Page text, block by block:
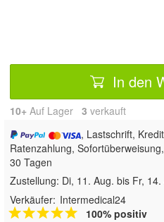
In den
10+ Auf Lager 3 verkauft
, Lastschrift,
Ratenzahlung,
30 Tagen
Zustellung: Di, 11. Aug. bis Fr, 14.
Verkäufer: Intermedical24
100% positiv